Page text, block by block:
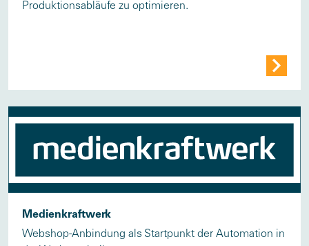
Produktionsabläufe zu optimieren.
Medienkraftwerk
Webshop-Anbindung als Startpunkt der Automation in